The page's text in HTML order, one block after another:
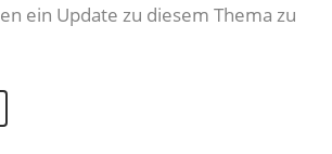
ein Update zu diesem Thema zu